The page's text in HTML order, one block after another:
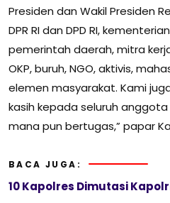
Presiden dan Wakil Presiden
DPR RI dan DPD RI,
pemerintah daerah, mitra
OKP, buruh, NGO, aktivis,
elemen masyarakat. Kami
kasih kepada seluruh
mana pun bertugas,” papar
BACA JUGA:
10 Kapolres Dimutasi